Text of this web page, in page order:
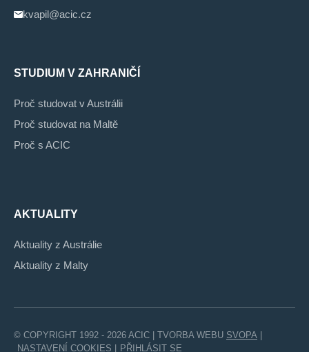
kvapil@acic.cz
STUDIUM V ZAHRANIČÍ
Proč studovat v Austrálii
Proč studovat na Maltě
Proč s ACIC
AKTUALITY
Aktuality z Austrálie
Aktuality z Malty
© COPYRIGHT 1992 - 2026 ACIC | TVORBA WEBU SVOPA
NASTAVENÍ COOKIES
PŘIHLÁSIT SE